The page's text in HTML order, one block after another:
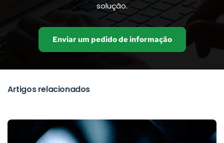
solução.
Enviar um pedido de informação
Artigos relacionados